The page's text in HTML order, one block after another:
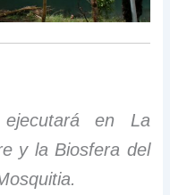
en La
y la Biosfera del